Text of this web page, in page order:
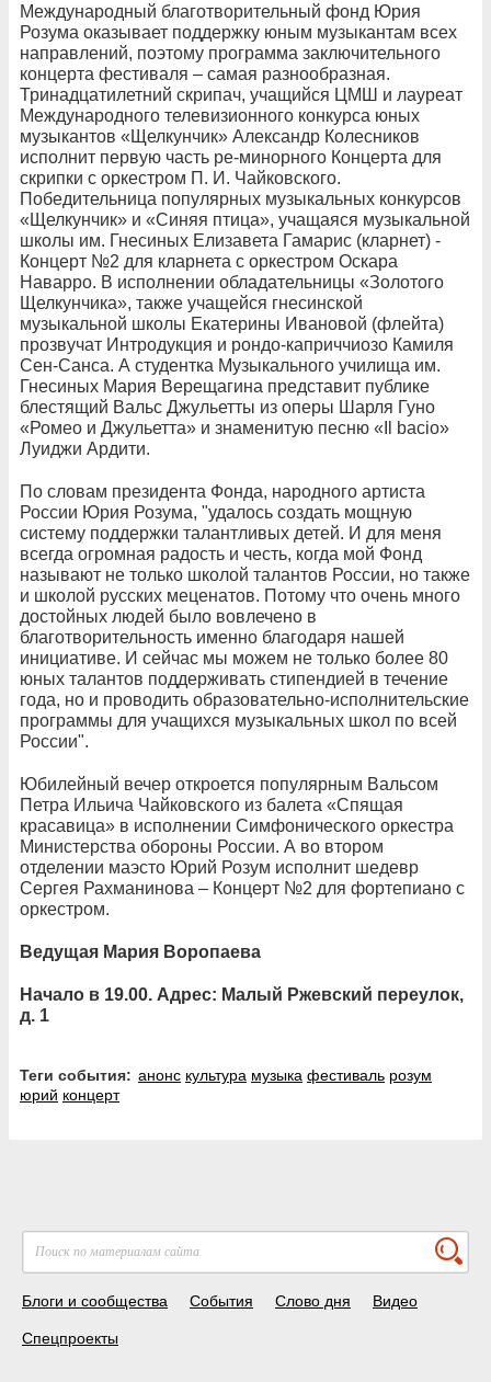
Международный благотворительный фонд Юрия
Розума оказывает поддержку юным музыкантам всех
направлений, поэтому программа заключительного
концерта фестиваля – самая разнообразная.
Тринадцатилетний скрипач, учащийся ЦМШ и лауреат
Международного телевизионного конкурса юных
музыкантов «Щелкунчик» Александр Колесников
исполнит первую часть ре-минорного Концерта для
скрипки с оркестром П. И. Чайковского.
Победительница популярных музыкальных конкурсов
«Щелкунчик» и «Синяя птица», учащаяся музыкальной
школы им. Гнесиных Елизавета Гамарис (кларнет) -
Концерт №2 для кларнета с оркестром Оскара
Наварро. В исполнении обладательницы «Золотого
Щелкунчика», также учащейся гнесинской
музыкальной школы Екатерины Ивановой (флейта)
прозвучат Интродукция и рондо-каприччиозо Камиля
Сен-Санса. А студентка Музыкального училища им.
Гнесиных Мария Верещагина представит публике
блестящий Вальс Джульетты из оперы Шарля Гуно
«Ромео и Джульетта» и знаменитую песню «Il bacio»
Луиджи Ардити.
По словам президента Фонда, народного артиста
России Юрия Розума, "удалось создать мощную
систему поддержки талантливых детей. И для меня
всегда огромная радость и честь, когда мой Фонд
называют не только школой талантов России, но также
и школой русских меценатов. Потому что очень много
достойных людей было вовлечено в
благотворительность именно благодаря нашей
инициативе. И сейчас мы можем не только более 80
юных талантов поддерживать стипендией в течение
года, но и проводить образовательно-исполнительские
программы для учащихся музыкальных школ по всей
России".
Юбилейный вечер откроется популярным Вальсом
Петра Ильича Чайковского из балета «Спящая
красавица» в исполнении Симфонического оркестра
Министерства обороны России. А во втором
отделении маэсто Юрий Розум исполнит шедевр
Сергея Рахманинова – Концерт №2 для фортепиано с
оркестром.
Ведущая Мария Воропаева
Начало в 19.00. Адрес: Малый Ржевский переулок,
д. 1
Теги события: анонс культура музыка фестиваль розум
юрий концерт
Блоги и сообщества События Слово дня Видео
Спецпроекты